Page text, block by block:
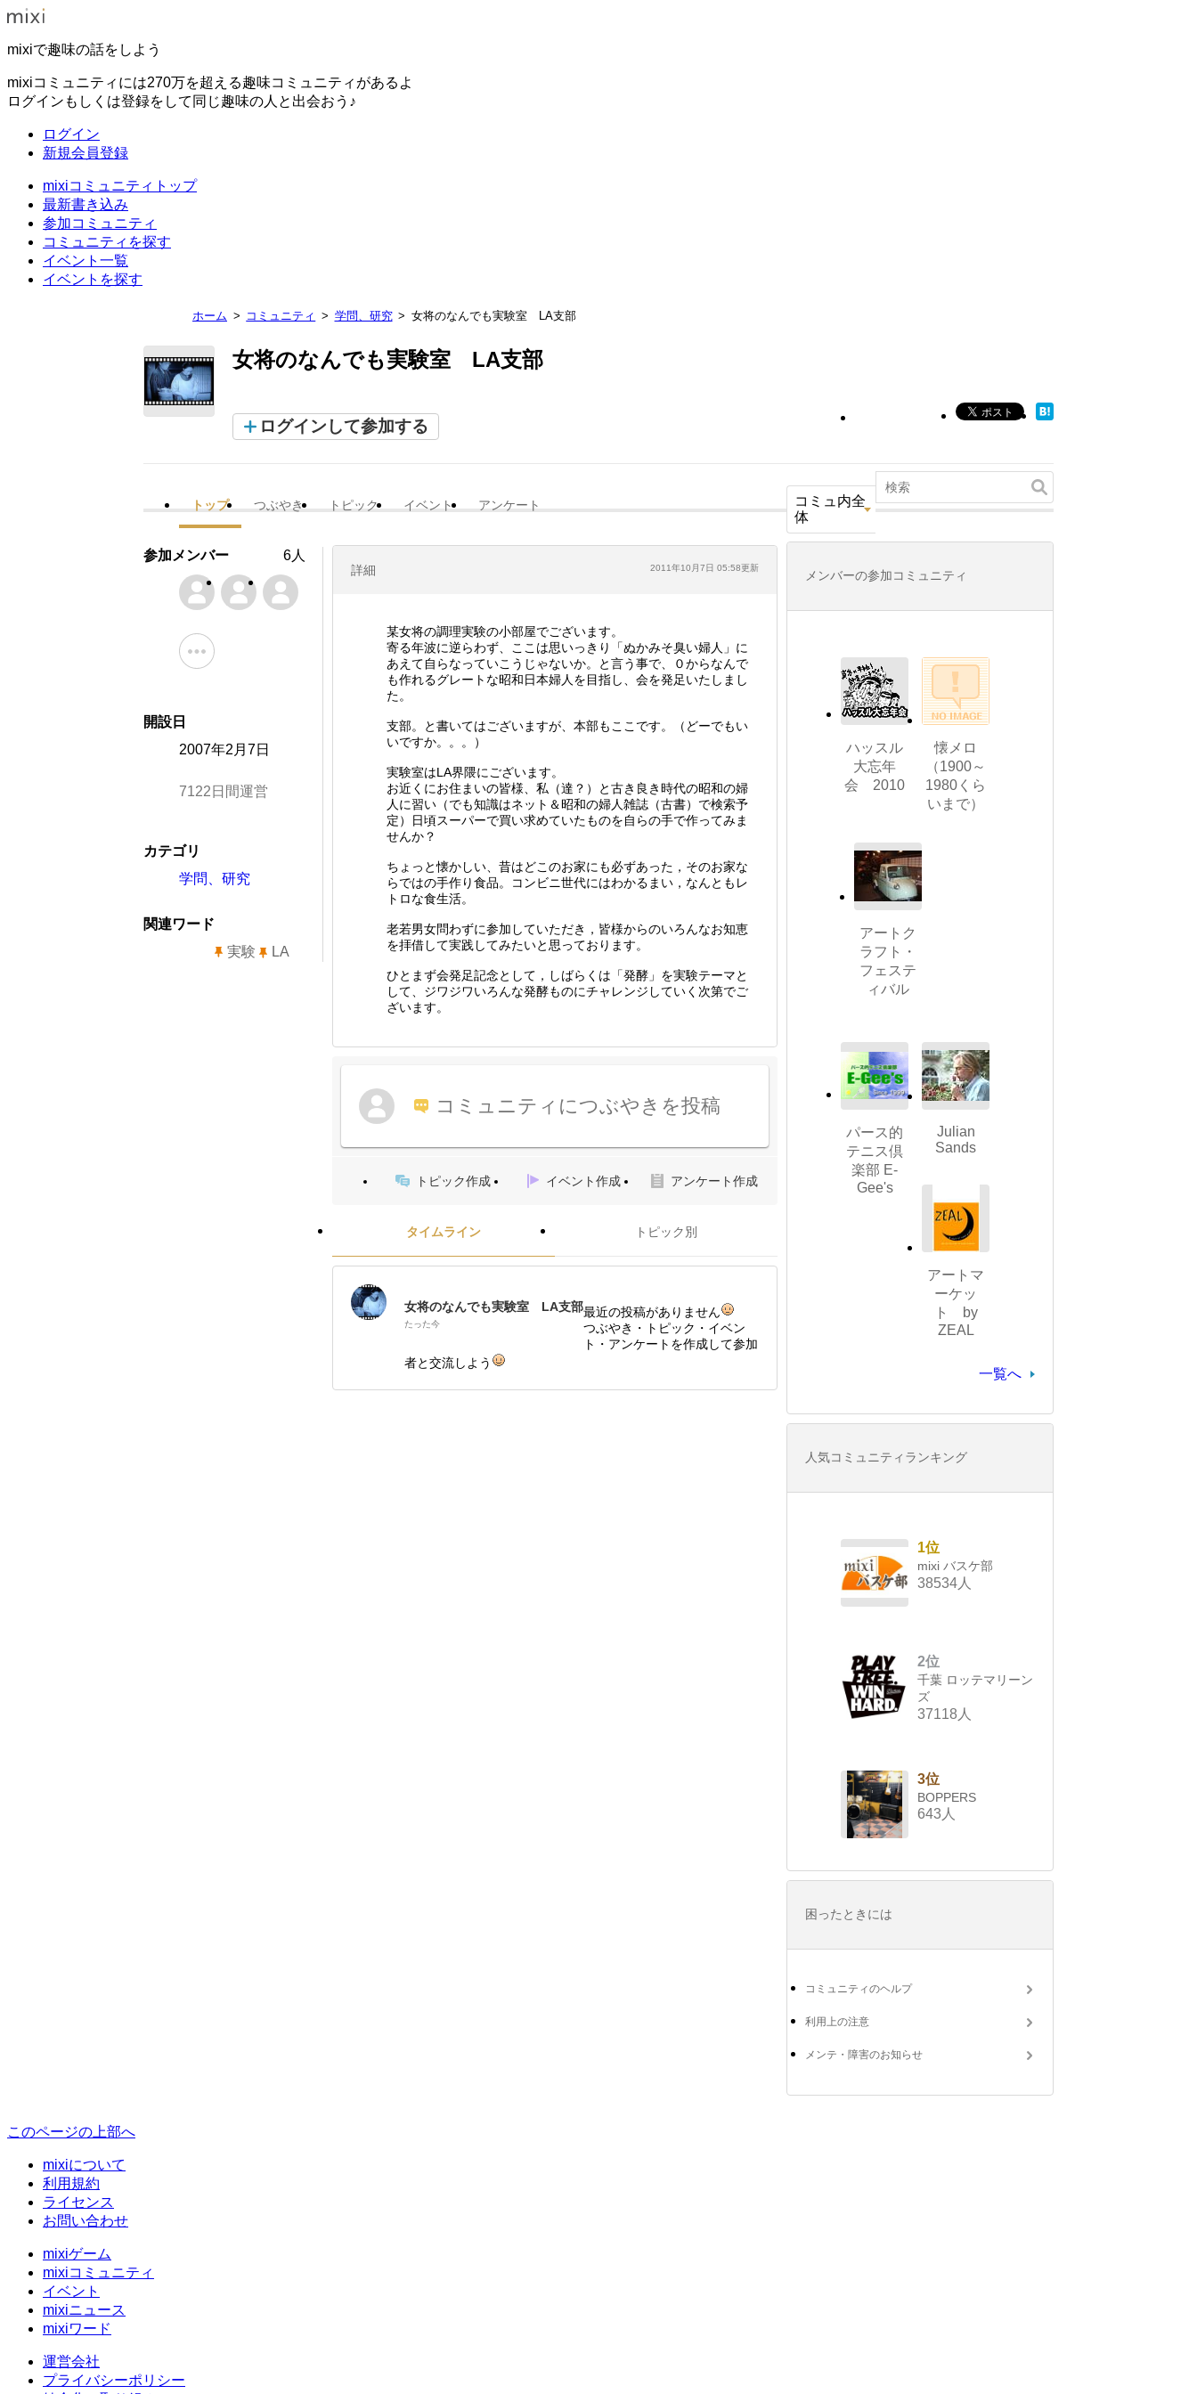
mixiで趣味の話をしよう
mixiコミュニティには270万を超える趣味コミュニティがあるよ
ログインもしくは登録をして同じ趣味の人と出会おう♪
ログイン
新規会員登録
mixiコミュニティトップ
最新書き込み
参加コミュニティ
コミュニティを探す
イベント一覧
イベントを探す
ホーム コミュニティ 学問、研究 女将のなんでも実験室 LA支部
女将のなんでも実験室 LA支部
ログインして参加する
トップ つぶやき トピック イベント アンケート
コミュ内全
体
詳細 2011年10月7日 05:58更新
某女将の調理実験の小部屋でございます。
寄る年波に逆らわず、ここは思いっきり「ぬかみそ臭い婦人」に
あえて自らなっていこうじゃないか。と言う事で、０からなんで
も作れるグレートな昭和日本婦人を目指し、会を発足いたしまし
た。
支部。と書いてはございますが、本部もここです。（どーでもい
いですか。。。）
実験室はLA界隈にございます。
お近くにお住まいの皆様、私（達？）と古き良き時代の昭和の婦
人に習い（でも知識はネット＆昭和の婦人雑誌（古書）で検索予
定）日頃スーパーで買い求めていたものを自らの手で作ってみま
せんか？
ちょっと懐かしい、昔はどこのお家にも必ずあった，そのお家な
らではの手作り食品。コンビニ世代にはわかるまい，なんともレ
トロな食生活。
老若男女問わずに参加していただき，皆様からのいろんなお知恵
を拝借して実践してみたいと思っております。
ひとまず会発足記念として，しばらくは「発酵」を実験テーマと
して、ジワジワいろんな発酵ものにチャレンジしていく次第でご
ざいます。
コミュニティにつぶやきを投稿
トピック作成 イベント作成 アンケート作成
タイムライン トピック別
女将のなんでも実験室 LA支部
たった今
最近の投稿がありません
つぶやき・トピック・イベン
ト・アンケートを作成して参加
者と交流しよう
参加メンバー 6人
開設日
2007年2月7日
7122日間運営
カテゴリ
学問、研究
関連ワード
実験
LA
メンバーの参加コミュニティ
ハッスル
大忘年
会 2010
懐メロ
（1900～
1980くら
いまで）
アートク
ラフト・
フェステ
ィバル
パース的
テニス倶
楽部 E-
Gee's
Julian
Sands
アートマ
ーケッ
ト by
ZEAL
一覧へ
人気コミュニティランキング
1位
mixi バスケ部
38534人
2位
千葉 ロッテマリーン
ズ
37118人
3位
BOPPERS
643人
困ったときには
コミュニティのヘルプ
利用上の注意
メンテ・障害のお知らせ
このページの上部へ
mixiについて
利用規約
ライセンス
お問い合わせ
mixiゲーム
mixiコミュニティ
イベント
mixiニュース
mixiワード
運営会社
プライバシーポリシー